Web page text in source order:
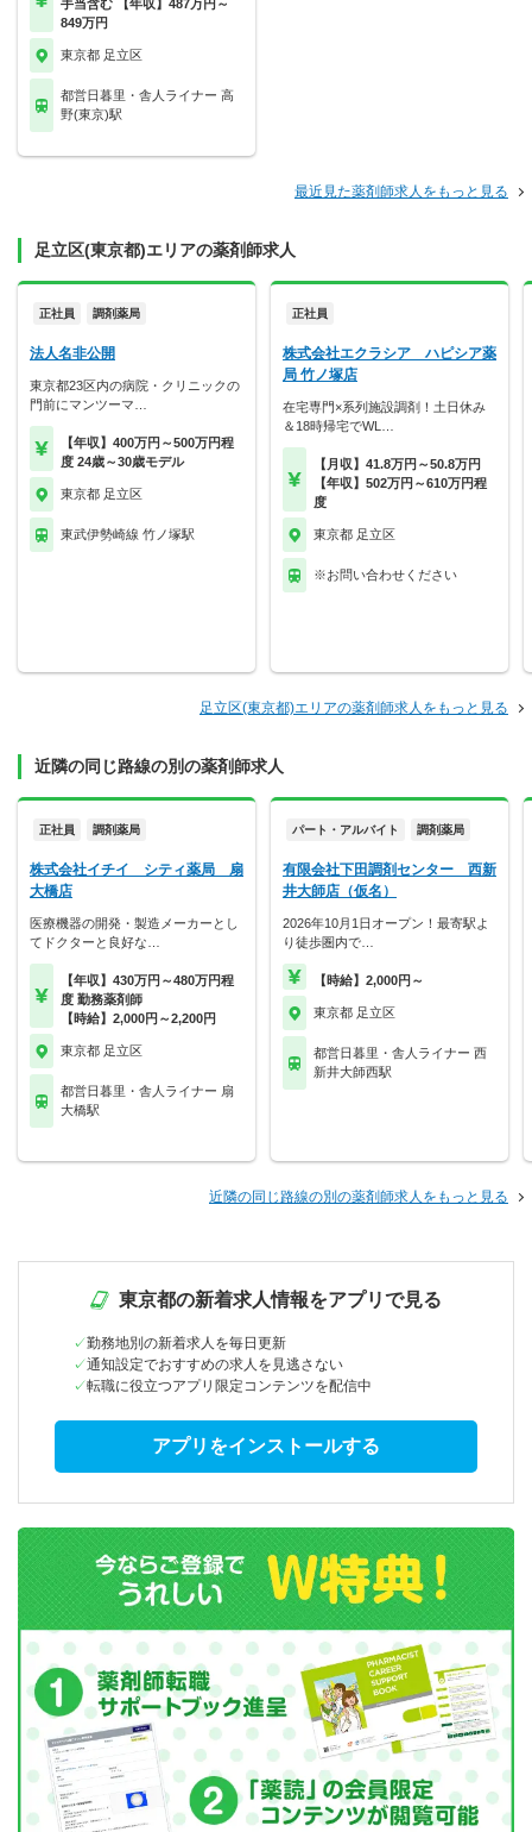
手当含む 【年収】487万円～
849万円
東京都 足立区
都営日暮里・舎人ライナー 高
野(東京)駅
最近見た薬剤師求人をもっと見る
足立区(東京都)エリアの薬剤師求人
正社員 調剤薬局
法人名非公開
東京都23区内の病院・クリニックの
門前にマンツーマ…
【年収】400万円～500万円程
度 24歳～30歳モデル
東京都 足立区
東武伊勢崎線 竹ノ塚駅
正社員
株式会社エクラシア ハピシア薬
局 竹ノ塚店
在宅専門×系列施設調剤！土日休み
＆18時帰宅でWL…
【月収】41.8万円～50.8万円
【年収】502万円～610万円程
度
東京都 足立区
※お問い合わせください
足立区(東京都)エリアの薬剤師求人をもっと見る
近隣の同じ路線の別の薬剤師求人
正社員 調剤薬局
株式会社イチイ シティ薬局 扇
大橋店
医療機器の開発・製造メーカーとし
てドクターと良好な…
【年収】430万円～480万円程
度 勤務薬剤師
【時給】2,000円～2,200円
東京都 足立区
都営日暮里・舎人ライナー 扇
大橋駅
パート・アルバイト 調剤薬局
有限会社下田調剤センター 西新
井大師店（仮名）
2026年10月1日オープン！最寄駅よ
り徒歩圏内で…
【時給】2,000円～
東京都 足立区
都営日暮里・舎人ライナー 西
新井大師西駅
近隣の同じ路線の別の薬剤師求人をもっと見る
東京都の新着求人情報をアプリで見る
勤務地別の新着求人を毎日更新
通知設定でおすすめの求人を見逃さない
転職に役立つアプリ限定コンテンツを配信中
アプリをインストールする